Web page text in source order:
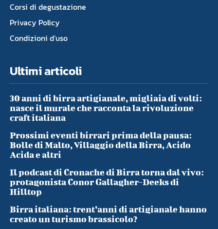
Corsi di degustazione
Privacy Policy
Condizioni d’uso
Ultimi articoli
30 anni di birra artigianale, migliaia di volti:
nasce il murale che racconta la rivoluzione
craft italiana
Prossimi eventi birrari prima della pausa:
Bolle di Malto, Villaggio della Birra, Acido
Acida e altri
Il podcast di Cronache di Birra torna dal vivo:
protagonista Conor Gallagher-Deeks di
Hilltop
Birra italiana: trent’anni di artigianale hanno
creato un turismo brassicolo?